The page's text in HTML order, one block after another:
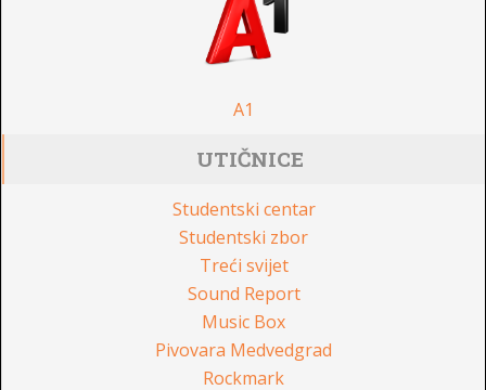
A1
UTIČNICE
Studentski centar
Studentski zbor
Treći svijet
Sound Report
Music Box
Pivovara Medvedgrad
Rockmark